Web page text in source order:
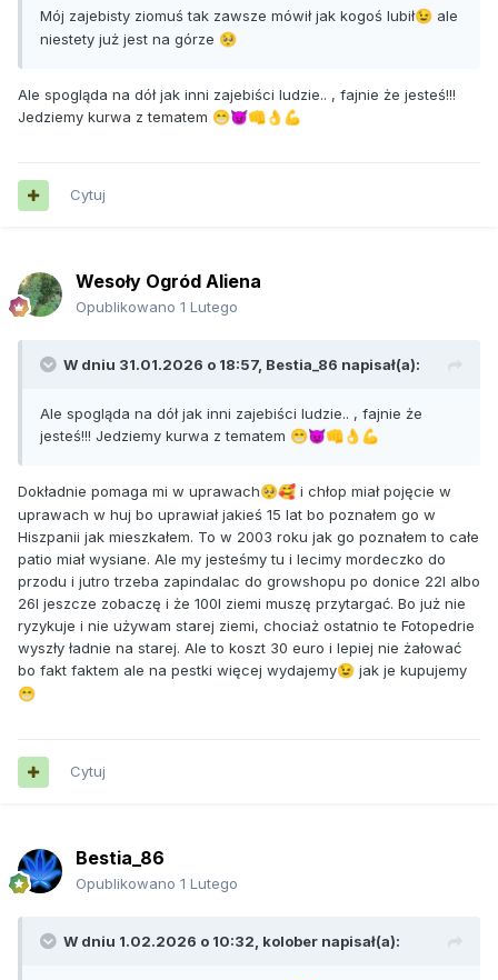
Mój zajebisty ziomuś tak zawsze mówił jak kogoś lubił😉 ale
niestety już jest na górze 🥺
Ale spogląda na dół jak inni zajebiści ludzie.. , fajnie że jesteś!!!
Jedziemy kurwa z tematem 😁😈👊 👌 💪
Cytuj
Wesoły Ogród Aliena
Opublikowano 1 Lutego
W dniu 31.01.2026 o 18:57, Bestia_86 napisał(a):
Ale spogląda na dół jak inni zajebiści ludzie.. , fajnie że
jesteś!!! Jedziemy kurwa z tematem 😁😈👊 👌 💪
Dokładnie pomaga mi w uprawach🥺🥰 i chłop miał pojęcie w
uprawach w huj bo uprawiał jakieś 15 lat bo poznałem go w
Hiszpanii jak mieszkałem. To w 2003 roku jak go poznałem to całe
patio miał wysiane. Ale my jesteśmy tu i lecimy mordeczko do
przodu i jutro trzeba zapindalac do growshopu po donice 22l albo
26l jeszcze zobaczę i że 100l ziemi muszę przytargać. Bo już nie
ryzykuje i nie używam starej ziemi, chociaż ostatnio te Fotopedrie
wyszły ładnie na starej. Ale to koszt 30 euro i lepiej nie żałować
bo fakt faktem ale na pestki więcej wydajemy😉 jak je kupujemy
😁
Cytuj
Bestia_86
Opublikowano 1 Lutego
W dniu 1.02.2026 o 10:32, kolober napisał(a):